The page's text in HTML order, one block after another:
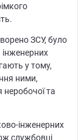
ЗСУ, було
у тому,
ними,
неробочої та
інженерних
службовці